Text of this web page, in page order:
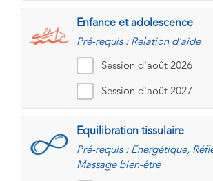
Enfance et adolescence
Pré-requis : Relation d'aide
Session d'août 2026
Session d'août 2027
Equilibration tissulaire
Pré-requis : Energétique,
Massage bien-être